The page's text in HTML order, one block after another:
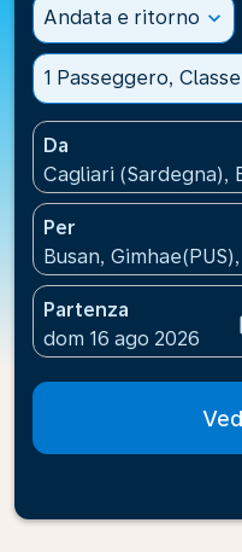
Andata e ritorno expand_more
1 Passeggero,
Da
Cagliari (Sardegna),
Per
Busan,
Partenza
fc-booking-
dom 16 ago 2026